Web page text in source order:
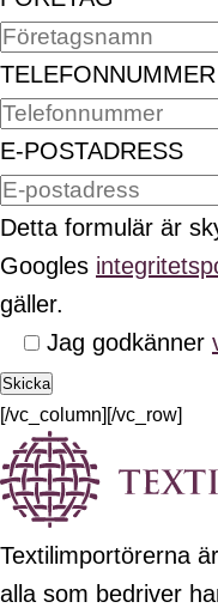
TELEFONNUMMER
E-POSTADRESS
Detta formulär är
Googles
gäller.
Jag godkänner
Skicka
[/vc_column][/vc_row]
Textilimportörerna
alla som bedriver